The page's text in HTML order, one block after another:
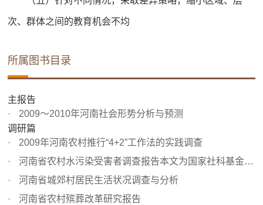
次、群体之间的教育机会不均
所属图书目录
主报告
2009～2010年河南社会形势分析与预测
调研篇
2009年河南农村推行“4+2”工作法的实践调查
河南省农村水污染受害者调查报告本文为国家社科基金“我国...
河南省城郊村居民生活状况调查与分析
河南省农村殡葬改革研究报告